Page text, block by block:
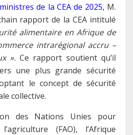
de la CEA de 2025, M.
rapport de la CEA intitulé
alimentaire en Afrique de
intrarégional accru –
».Ce rapport soutient qu’il
une plus grande sécurité
le concept de sécurité
collective.
des Nations Unies pour
(FAO), l’Afrique